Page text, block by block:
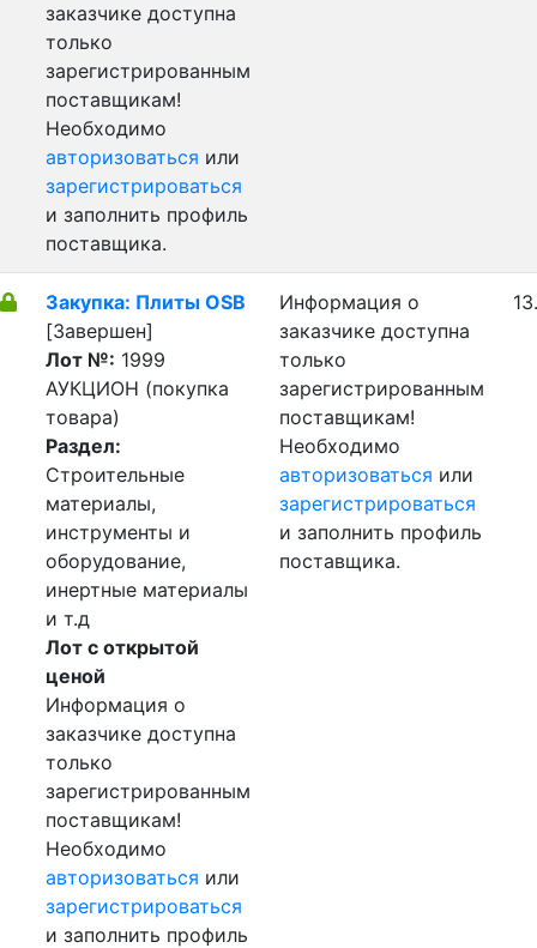
заказчике доступна
только
зарегистрированным
поставщикам!
Необходимо
авторизоваться или
зарегистрироваться
и заполнить профиль
поставщика.
Закупка: Плиты OSB
[Завершен]
Лот №: 1999
АУКЦИОН (покупка
товара)
Раздел:
Строительные
материалы,
инструменты и
оборудование,
инертные материалы
и т.д
Лот с открытой
ценой
Информация о
заказчике доступна
только
зарегистрированным
поставщикам!
Необходимо
авторизоваться или
зарегистрироваться
и заполнить профиль
Информация о
заказчике доступна
только
зарегистрированным
поставщикам!
Необходимо
авторизоваться или
зарегистрироваться
и заполнить профиль
поставщика.